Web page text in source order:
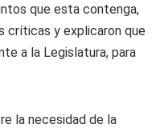
que esta contenga,
críticas y explicaron que
a la Legislatura, para
la necesidad de la